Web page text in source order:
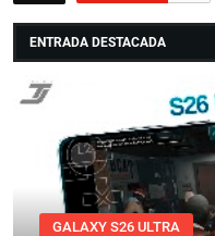
ENTRADA DESTACADA
GALAXY S26 ULTRA